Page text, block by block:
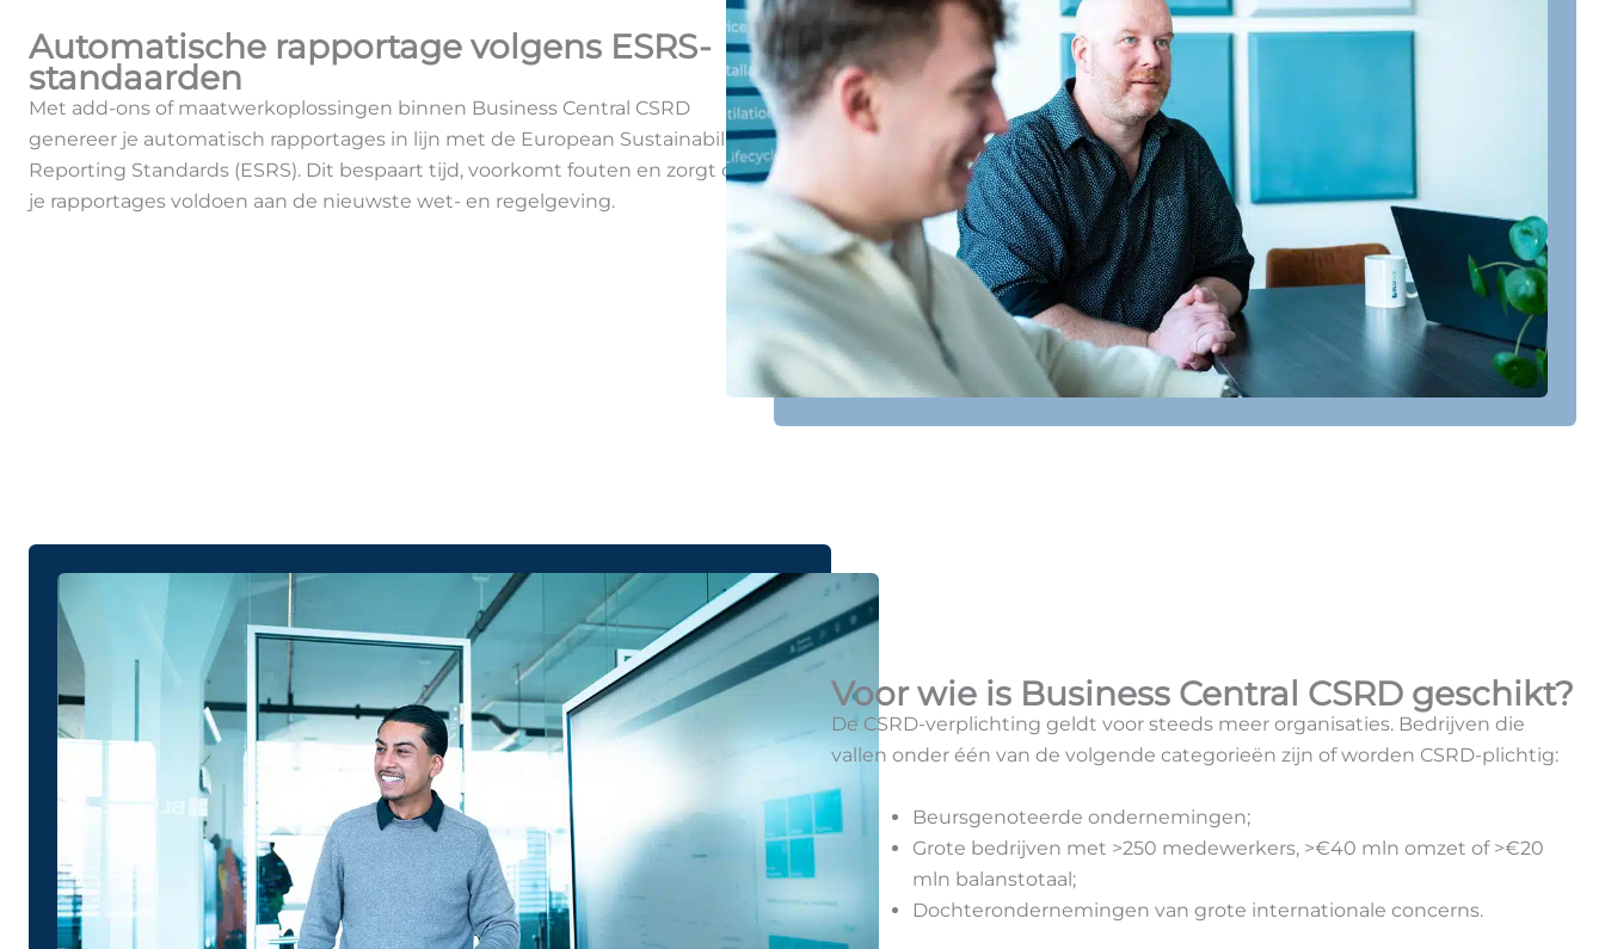
Automatische rapportage volgens ESRS-
standaarden
Met add-ons of maatwerkoplossingen binnen Business Central CSRD
genereer je automatisch rapportages in lijn met de European Sustainability
Reporting Standards (ESRS). Dit bespaart tijd, voorkomt fouten en zorgt dat
je rapportages voldoen aan de nieuwste wet- en regelgeving.
Voor wie is Business Central CSRD geschikt?
De CSRD-verplichting geldt voor steeds meer organisaties. Bedrijven die
vallen onder één van de volgende categorieën zijn of worden CSRD-plichtig:
Beursgenoteerde ondernemingen;
Grote bedrijven met >250 medewerkers, >€40 mln omzet of >€20
mln balanstotaal;
Dochterondernemingen van grote internationale concerns.